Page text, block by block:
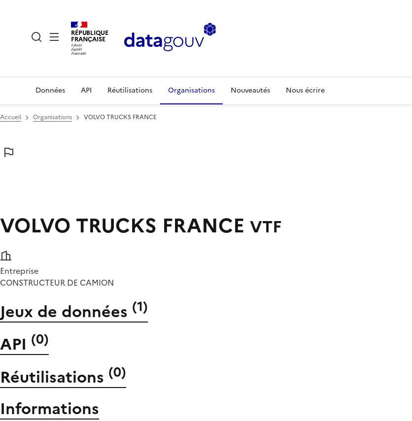
RÉPUBLIQUE
FRANÇAISE
Données API Réutilisations Organisations Nouveautés Nous écrire
Accueil Organisations VOLVO TRUCKS FRANCE
VOLVO TRUCKS FRANCE VTF
Entreprise
CONSTRUCTEUR DE CAMION
Jeux de données (1)
API (0)
Réutilisations (0)
Informations